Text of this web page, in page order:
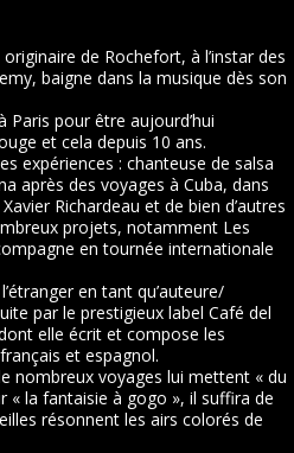
de Rochefort, à l’instar des
baigne dans la musique dès son
pour être aujourd’hui
et cela depuis 10 ans.
expériences : chanteuse de salsa
après des voyages à Cuba, dans
Richardeau et de bien d’autres
projets, notamment Les
en tournée internationale
en tant qu’auteure/
par le prestigieux label Café del
elle écrit et compose les
et espagnol.
nombreux voyages lui mettent « du
« la fantaisie à gogo », il suffira de
résonnent les airs colorés de